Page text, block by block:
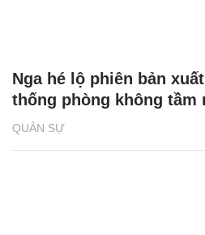
QUÂN SỰ
Nga hé lộ phiên bản
thống phòng không tầm